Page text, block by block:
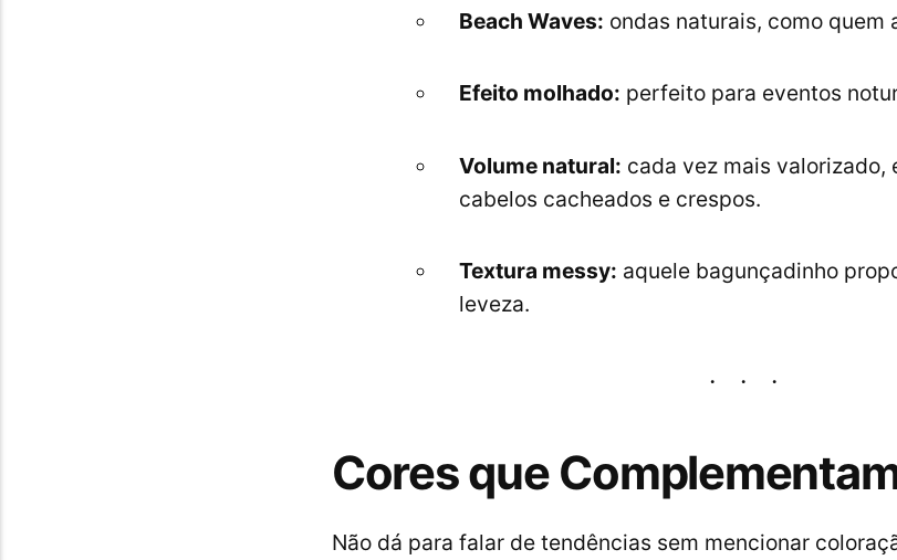
Beach Waves: ondas naturais, como quem
Efeito molhado: perfeito para eventos
Volume natural: cada vez mais valorizado,
cabelos cacheados e crespos.
Textura messy: aquele bagunçadinho
leveza.
Cores que
Não dá para falar de tendências sem mencionar